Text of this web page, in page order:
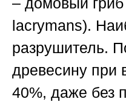
lacrymans).
разрушитель.
древесину при
40%, даже без